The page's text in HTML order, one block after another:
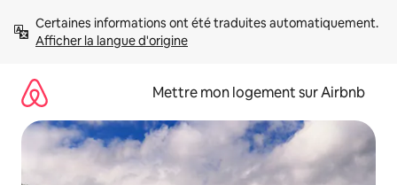
directement
Afficher la langue d'origine
Mettre mon logement sur Airbnb